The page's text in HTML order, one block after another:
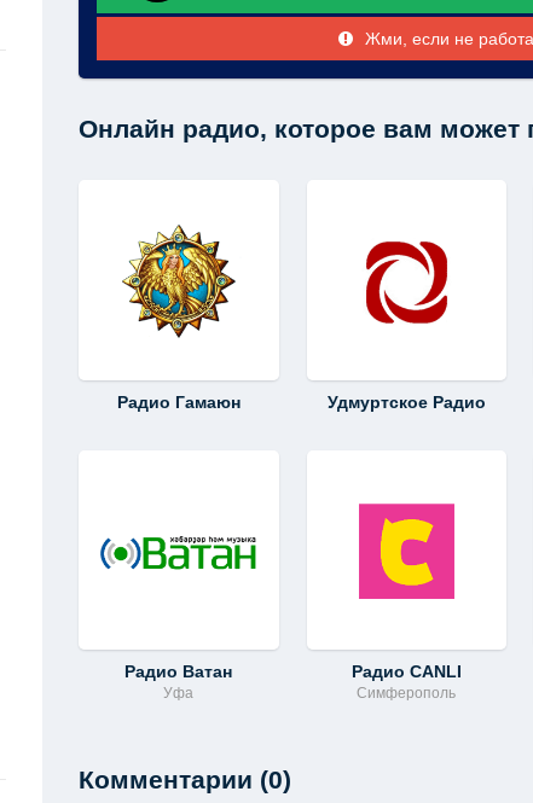
Жми, если не
Онлайн радио, которое вам может
Радио Гамаюн Удмуртское Радио
Радио Ватан
Уфа
Радио CANLI
Симферополь
Комментарии (0)